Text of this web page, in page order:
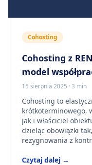
Cohosting
Cohosting z
model
15 sierpnia 2025 ·3 min
Cohosting to
krótkoterminowego,
jak i właściciel
dzieląc obowiązki
rezygnowania z
Czytaj dalej →